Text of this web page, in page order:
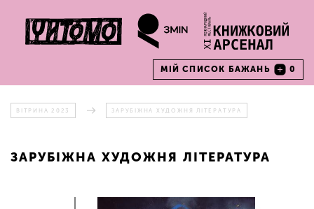
МІЙ СПИСОК БАЖАНЬ 0
ВІТРИНА 2023 ЗАРУБІЖНА ХУДОЖНЯ ЛІТЕРАТУРА
ЗАРУБІЖНА ХУДОЖНЯ ЛІТЕРАТУРА